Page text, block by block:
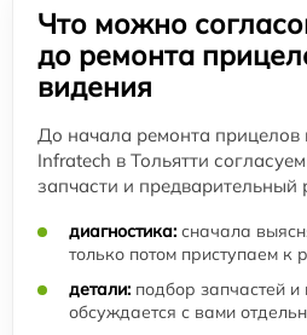
Что можно
до ремонта
видения
До начала ремонта прицелов
Infratech в Тольятти
запчасти и предварительный
диагностика: сначала
только потом приступаем к
детали: подбор запчастей
обсуждается с вами